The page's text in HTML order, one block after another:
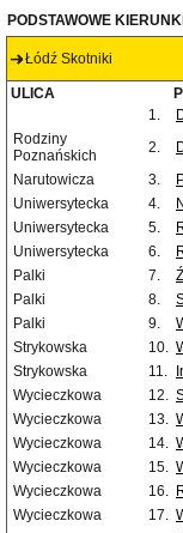
PODSTAWOWE KIERUNKI
Łódź Skotniki
ULICA
1.
Rodziny
Poznańskich
2.
Narutowicza 3.
Uniwersytecka
4.
Uniwersytecka
5.
Uniwersytecka
6.
Palki
7.
Palki
8.
Palki
9.
Strykowska
10.
Strykowska
11.
Wycieczkowa
12.
Wycieczkowa
13.
Wycieczkowa
14.
Wycieczkowa
15.
Wycieczkowa
16.
Wycieczkowa
17.